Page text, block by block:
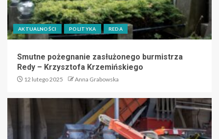
AKTUALNOŚCI POLITYKA REDA
Smutne pożegnanie zasłużonego burmistrza
Redy – Krzysztofa Krzemińskiego
12 lutego 2025 Anna Grabowska